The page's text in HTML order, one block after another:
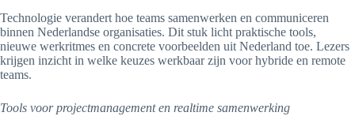
Technologie verandert hoe teams samenwerken en communiceren
binnen Nederlandse organisaties. Dit stuk licht praktische tools,
nieuwe werkritmes en concrete voorbeelden uit Nederland toe. Lezers
krijgen inzicht in welke keuzes werkbaar zijn voor hybride en remote
teams.
Tools voor projectmanagement en realtime samenwerking